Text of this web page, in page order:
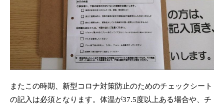
またこの時期、新型コロナ対策防止のためのチェックシート
の記入は必須となります。体温が37.5度以上ある場合や、チ